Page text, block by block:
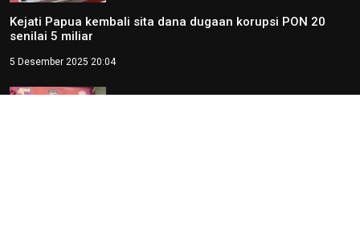
Kejati Papua kembali sita dana dugaan korupsi PON 20
senilai 5 miliar
5 Desember 2025 20:04